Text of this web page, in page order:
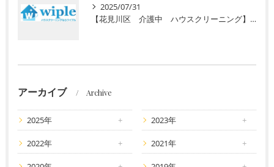
2025/07/31
【花見川区 介護中 ハウスクリーニング】介護で忙しいあなたへ。初回半額キャンペーンで水回りのプロ清掃を体験しませんか？
アーカイブ Archive
2025年 2023年
2022年 2021年